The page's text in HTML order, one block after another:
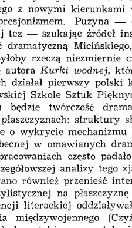
z  nowymi  kierunkami
Puzyna  —
tez  —  szukając  źródeł
dramatyczną
rzeczą  niezmiernie
autora  Kurki  ujodnej,
działał  pierwszy  polski
Szkole  Sztuk
będzie  twórczość
struktury
o  wykrycie  mechanizmu
w  omawianych
często  padało
analizy  tego
również  przenieść
na
literackiej
międzywojennego